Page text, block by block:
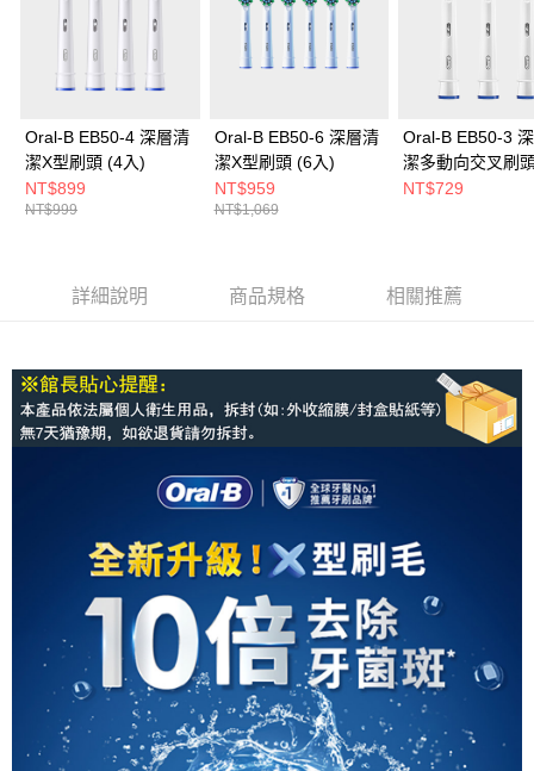
Oral-B EB50-4 深層清
潔X型刷頭 (4入)
NT$899
NT$999
Oral-B EB50-6 深層清
潔X型刷頭 (6入)
NT$959
NT$1,069
Oral-B EB50-3
潔多動向交叉刷
入)
NT$729
詳細說明 商品規格 相關推薦